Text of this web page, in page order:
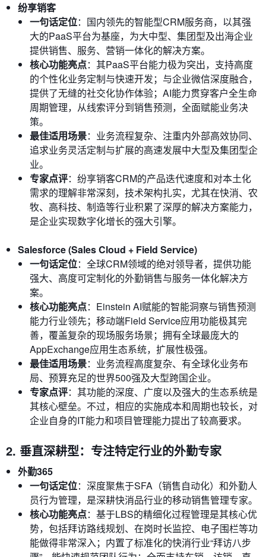
纷享销客
一句话定位：国内领先的智能型CRM服务商，以其强
大的PaaS平台为基座，为大中型、集团型及出海企业
提供销售、服务、营销一体化的解决方案。
核心功能亮点：其PaaS平台能力极为突出，支持高度
的个性化业务定制与快速开发；与企业微信深度融合，
提供了无缝的社交化协作体验；AI能力贯穿客户全生命
周期管理，从线索评分到销售预测，全面赋能业务决
策。
最佳适用场景：业务流程复杂、注重内外部高效协同、
追求业务灵活定制与扩展的高速发展中大型及集团型企
业。
专家点评：纷享销客CRM的产品迭代速度和对本土化
需求的理解非常深刻，技术架构扎实，尤其在快消、农
牧、高科技、制造等行业积累了深厚的解决方案能力，
是企业实现数字化增长的强大引擎。
Salesforce (Sales Cloud + Field Service)
一句话定位：全球CRM领域的绝对领导者，提供功能
强大、高度可定制化的外勤销售与服务一体化解决方
案。
核心功能亮点：Einstein AI赋能的智能洞察与销售预测
能力行业领先；移动端Field Service应用功能极其完
善，覆盖复杂的现场服务场景；拥有全球最庞大的
AppExchange应用生态系统，扩展性极强。
最佳适用场景：业务流程高度复杂、有全球化业务布
局、预算充足的世界500强及大型跨国企业。
专家点评：其功能的深度、广度以及强大的生态系统是
其核心壁垒。不过，相应的实施成本和周期也较长，对
企业自身的IT能力和项目管理能力提出了较高要求。
2. 垂直深耕型：专注特定行业的外勤专家
外勤365
一句话定位：深度聚焦于SFA（销售自动化）和外勤人
员行为管理，是深耕快消品行业的移动销售管理专家。
核心功能亮点：基于LBS的精细化过程管理是其核心优
势，包括拜访路线规划、在岗时长监控、电子围栏等功
能做得非常深入；内置了标准化的快消行业“拜访八步